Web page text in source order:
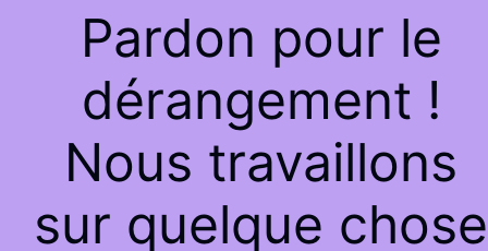
Pardon pour le
dérangement !
Nous travaillons
sur quelque chose